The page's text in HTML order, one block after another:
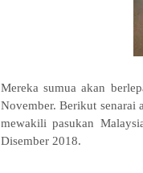
Mereka sumua akan
November. Berikut senarai
mewakili pasukan
Disember 2018.